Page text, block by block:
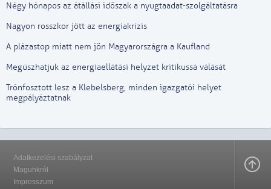
Négy hónapos az átállási időszak a nyugtaadat-szolgáltatásra
Nagyon rosszkor jött az energiakrízis
A plázastop miatt nem jön Magyarországra a Kaufland
Megúszhatjuk az energiaellátási helyzet kritikussá válását
Trónfosztott lesz a Klebelsberg, minden igazgatói helyet
megpályáztatnak
Adatkezelési szabályzat
Magunkról
Impresszum